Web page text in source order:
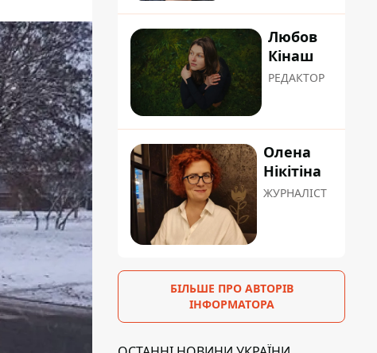
Любов
Кінаш
РЕДАКТОР
Олена
Нікітіна
ЖУРНАЛІСТ
БІЛЬШЕ ПРО АВТОРІВ
ІНФОРМАТОРА